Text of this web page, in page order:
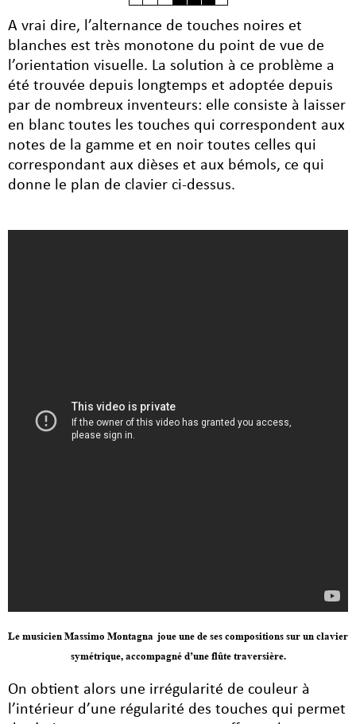
A vrai dire, l’alternance de touches noires et
blanches est très monotone du point de vue de
l’orientation visuelle. La solution à ce problème a
été trouvée depuis longtemps et adoptée depuis
par de nombreux inventeurs: elle consiste à laisser
en blanc toutes les touches qui correspondent aux
notes de la gamme et en noir toutes celles qui
correspondant aux dièses et aux bémols, ce qui
donne le plan de clavier ci-dessus.
Le musicien Massimo Montagna joue une de ses compositions sur un clavier
symétrique, accompagné d’une flûte traversière.
On obtient alors une irrégularité de couleur à
l’intérieur d’une régularité des touches qui permet